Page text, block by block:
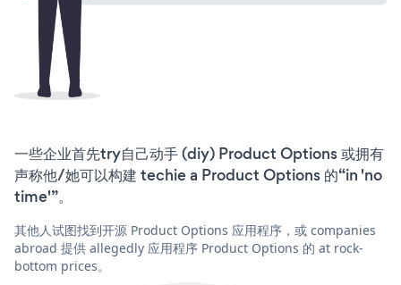
一些企业首先try自己动手 (diy) Product Options 或拥有
声称他/她可以构建 techie a Product Options 的“in 'no
time'”。
其他人试图找到开源 Product Options 应用程序，或 companies
abroad 提供 allegedly 应用程序 Product Options 的 at rock-
bottom prices。